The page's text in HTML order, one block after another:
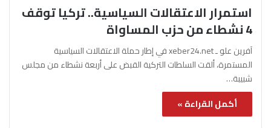
استمرار الاعتقالات السياسية.. تركيا توقف
4 نشطاء من حزب المساواة
آفرين علو ـ xeber24.net في إطار حملة الاعتقالات السياسية
المستمرة، ألقت السلطات التركية القبض على أربعة نشطاء من مجلس
شبيبة…
أكمل القراءة »